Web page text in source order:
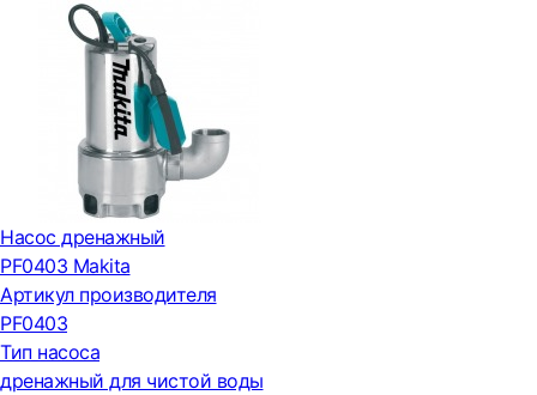
Насос дренажный
PF0403 Makita
Артикул производителя
PF0403
Тип насоса
дренажный для чистой воды